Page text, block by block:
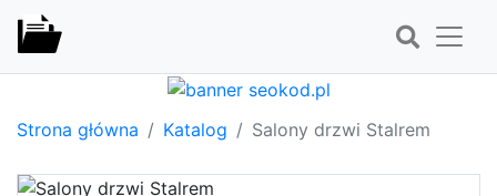
Strona główna Katalog Salony drzwi Stalrem